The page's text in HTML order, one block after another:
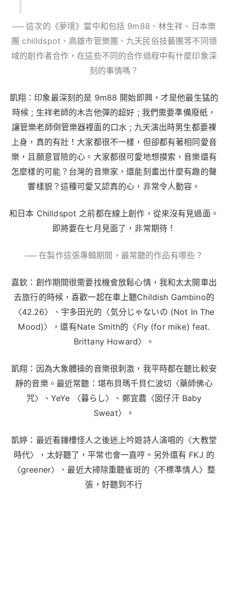
── 這次的《夢境》當中和包括 9m88、林生祥、日本樂
團 chilldspot、高雄市管樂團、九天民俗技藝團等不同領
域的創作者合作，在這些不同的合作過程中有什麼印象深
刻的事情嗎？
凱翔：印象最深刻的是 9m88 開始即興，才是他最生猛的
時候 ; 生祥老師的木吉他彈的超好 ; 我們需要準備廢紙，
讓管樂老師倒管樂器裡面的口水 ; 九天演出時男生都要裸
上身，真的有壯！大家都很不一樣，但卻都有著相同愛音
樂，且願意冒險的心。大家都很可愛地想摸索，音樂還有
怎麼樣的可能？台灣的音樂家，還能刻畫出什麼有趣的聲
響樣貌？這種可愛又認真的心，非常令人動容。
和日本 Chilldspot 之前都在線上創作，從來沒有見過面。
即將要在七月見面了，非常期待！
── 在製作這張專輯期間，最常聽的作品有哪些？
嘉欽：創作期間很需要找機會放鬆心情，我和太太開車出
去旅行的時候，喜歡一起在車上聽Childish Gambino的
〈42.26〉、宇多田光的〈気分じゃないの (Not In The
Mood)〉，還有Nate Smith的〈Fly (for mike) feat.
Brittany Howard〉。
凱翔：因為大象體操的音樂很刺激，我平時都在聽比較安
靜的音樂。最近常聽：堪布貝瑪千貝仁波切〈藥師佛心
咒〉、YeYe 〈暮らし〉、鄭宜農〈囡仔汗 Baby
Sweat〉。
凱婷：最近看鐘樓怪人之後迷上吟遊詩人演唱的〈大教堂
時代〉，太好聽了，平常也會一直哼。另外還有 FKJ 的
〈greener〉、最近大掃除重聽雀斑的〈不標準情人〉整
張，好聽到不行